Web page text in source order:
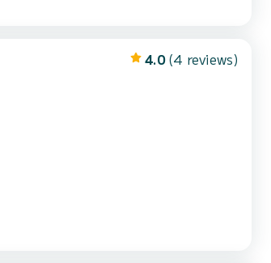
4.0 (4 reviews)